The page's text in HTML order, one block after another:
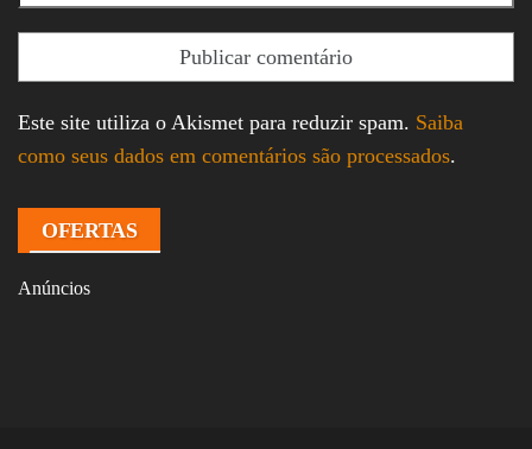
Este site utiliza o Akismet para reduzir spam. Saiba
como seus dados em comentários são processados.
OFERTAS
Anúncios